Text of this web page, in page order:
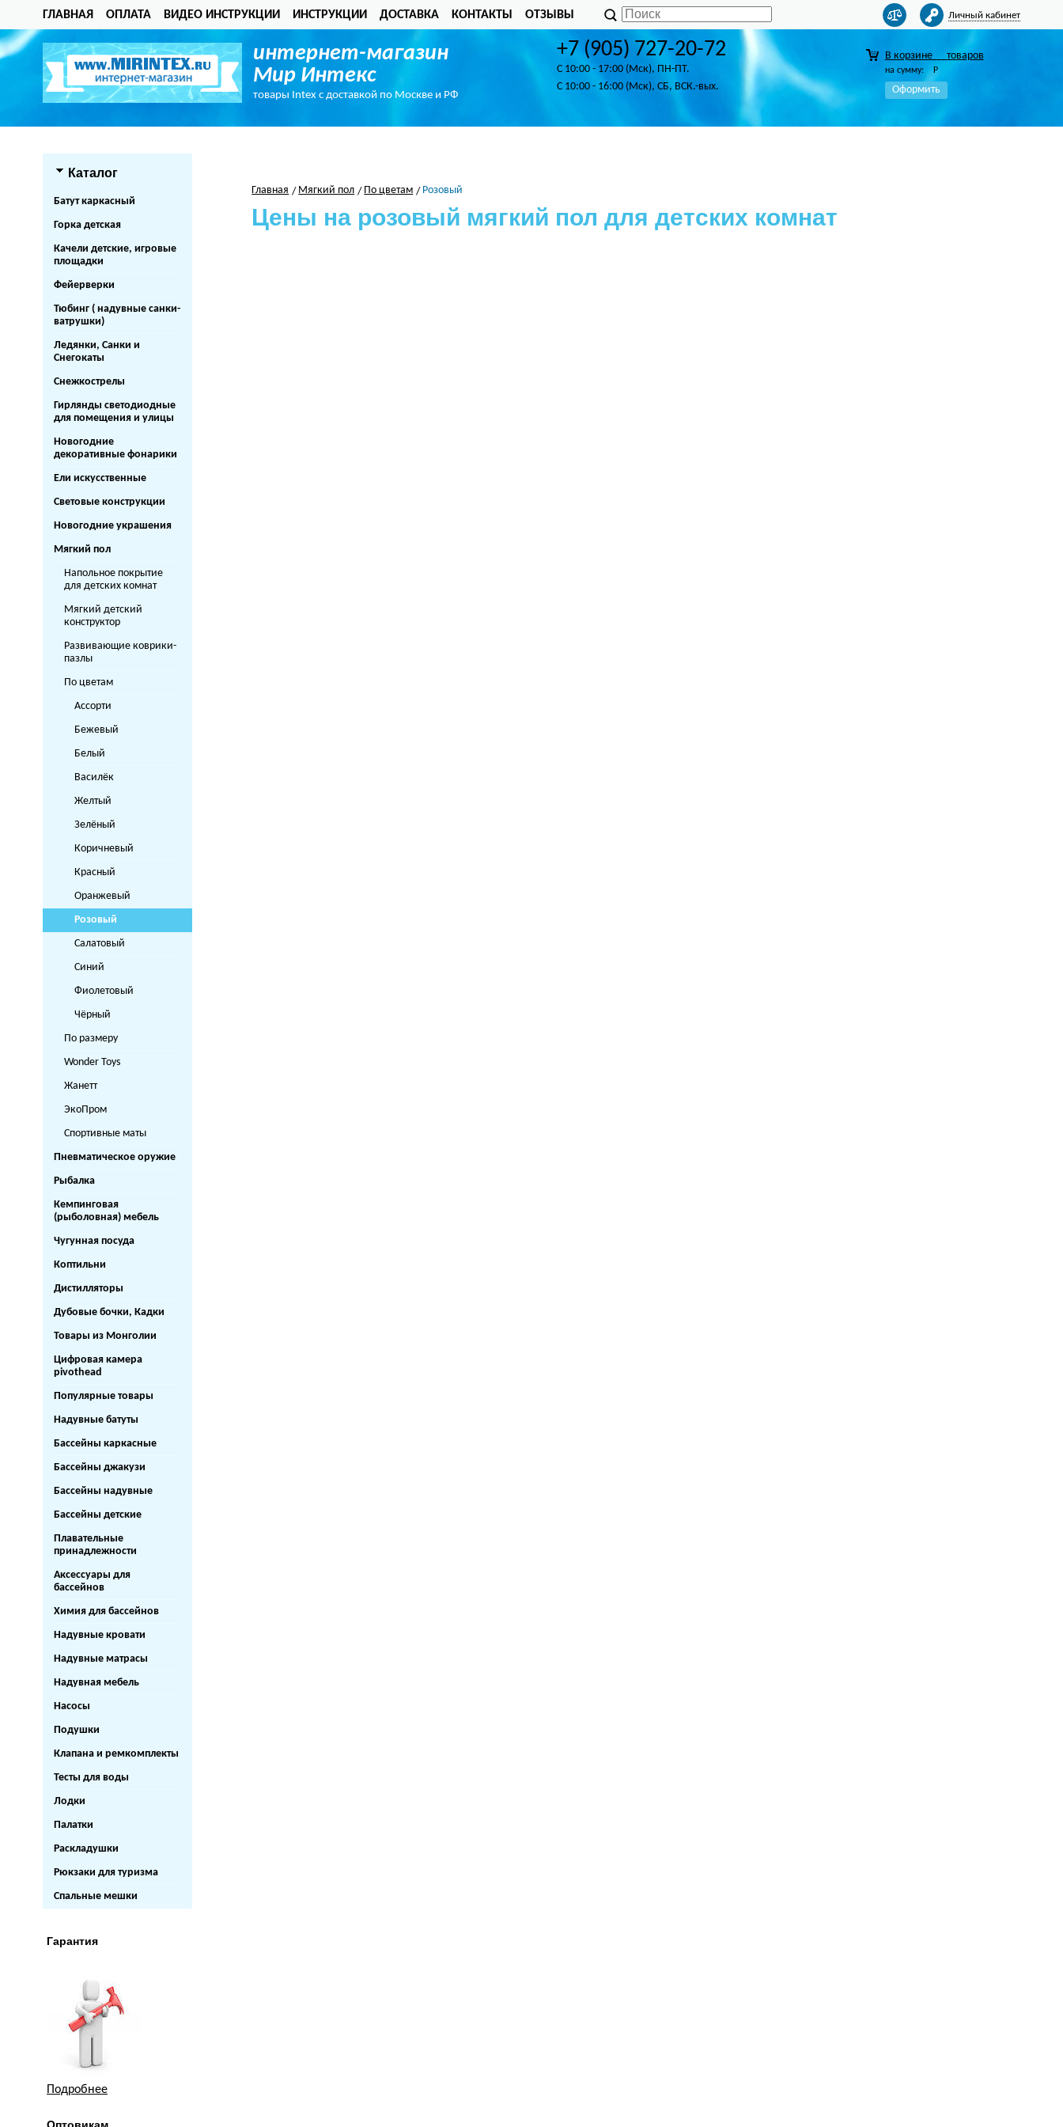
ГЛАВНАЯ ОПЛАТА ВИДЕО ИНСТРУКЦИИ ИНСТРУКЦИИ ДОСТАВКА КОНТАКТЫ ОТЗЫВЫ Личный кабинет
интернет-магазин
Мир Интекс
товары Intex с доставкой по Москве и РФ
+7 (905) 727-20-72
C 10:00 - 17:00 (Мск), ПН-ПТ.
C 10:00 - 16:00 (Мск), СБ, ВСК.-вых.
В корзине товаров
на сумму: Р
Оформить
Каталог
Батут каркасный
Горка детская
Качели детские, игровые
площадки
Фейерверки
Тюбинг ( надувные санки-
ватрушки)
Ледянки, Санки и
Снегокаты
Снежкострелы
Гирлянды светодиодные
для помещения и улицы
Новогодние
декоративные фонарики
Ели искусственные
Световые конструкции
Новогодние украшения
Мягкий пол
Напольное покрытие
для детских комнат
Мягкий детский
конструктор
Развивающие коврики-
пазлы
По цветам
Ассорти
Бежевый
Белый
Василёк
Желтый
Зелёный
Коричневый
Красный
Оранжевый
Розовый
Салатовый
Синий
Фиолетовый
Чёрный
По размеру
Wonder Toys
Жанетт
ЭкоПром
Спортивные маты
Пневматическое оружие
Рыбалка
Кемпинговая
(рыболовная) мебель
Чугунная посуда
Коптильни
Дистилляторы
Дубовые бочки, Кадки
Товары из Монголии
Цифровая камера
pivothead
Популярные товары
Надувные батуты
Бассейны каркасные
Бассейны джакузи
Бассейны надувные
Бассейны детские
Плавательные
принадлежности
Аксессуары для
бассейнов
Химия для бассейнов
Надувные кровати
Надувные матрасы
Надувная мебель
Насосы
Подушки
Клапана и ремкомплекты
Тесты для воды
Лодки
Палатки
Раскладушки
Рюкзаки для туризма
Спальные мешки
Гарантия
Подробнее
Главная Мягкий пол По цветам Розовый
Цены на розовый мягкий пол для детских комнат